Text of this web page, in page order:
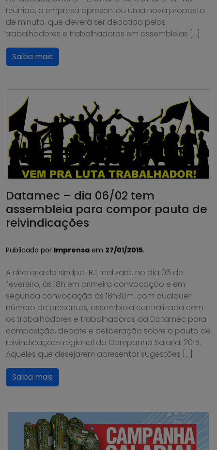
reunião, a empresa apresentou uma nova proposta
de minuta, que deverá ser debatida pelos
trabalhadores e trabalhadoras em assembleias […]
Saiba mais
Datamec – dia 06/02 tem
assembleia para compor pauta de
reivindicações
Publicado por Imprensa em 27/01/2015.
A diretoria do sindpd-RJ realizará, no dia 06 de
fevereiro, às 18h em primeira convocação e em
segunda convocação às 18h30m, com qualquer
número de presentes, assembleia centralizada com
os trabalhadores e trabalhadoras da Datamec para
composição, debate e deliberação sobre a pauta de
reivindicações regional da Campanha Salarial 2015.
Aqueles que desejarem apresentar sugestões […]
Saiba mais